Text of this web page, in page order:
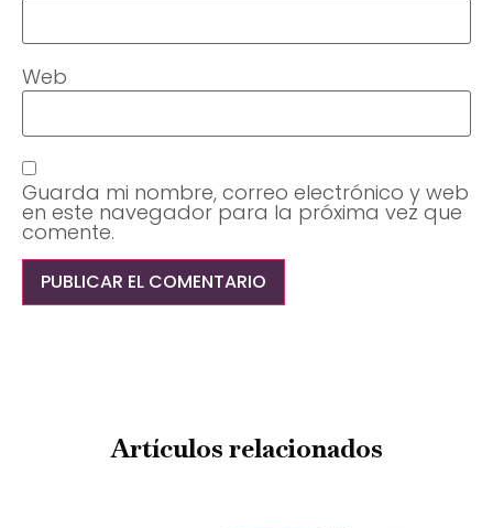
Web
Guarda mi nombre, correo electrónico y web
en este navegador para la próxima vez que
comente.
Artículos relacionados